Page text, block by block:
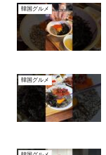
韓国グルメ
韓国グルメ